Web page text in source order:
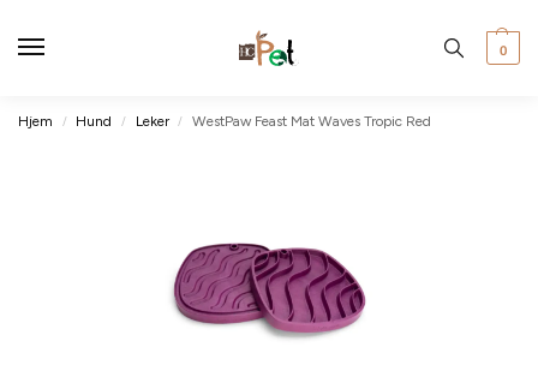
0
Hjem / Hund / Leker / WestPaw Feast Mat Waves Tropic Red